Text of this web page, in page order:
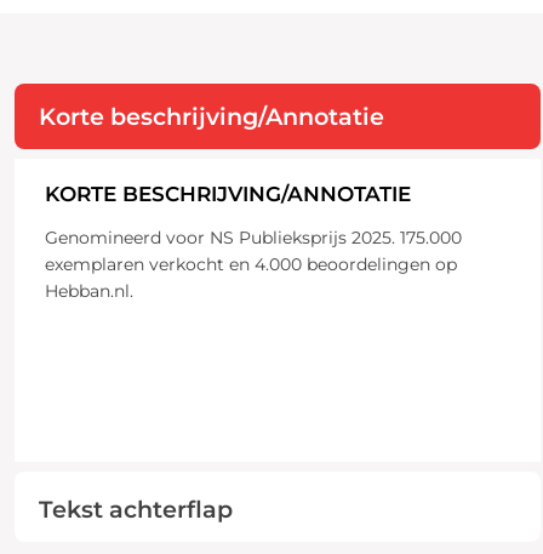
Korte beschrijving/Annotatie
KORTE BESCHRIJVING/ANNOTATIE
Genomineerd voor NS Publieksprijs 2025. 175.000
exemplaren verkocht en 4.000 beoordelingen op
Hebban.nl.
Tekst achterflap